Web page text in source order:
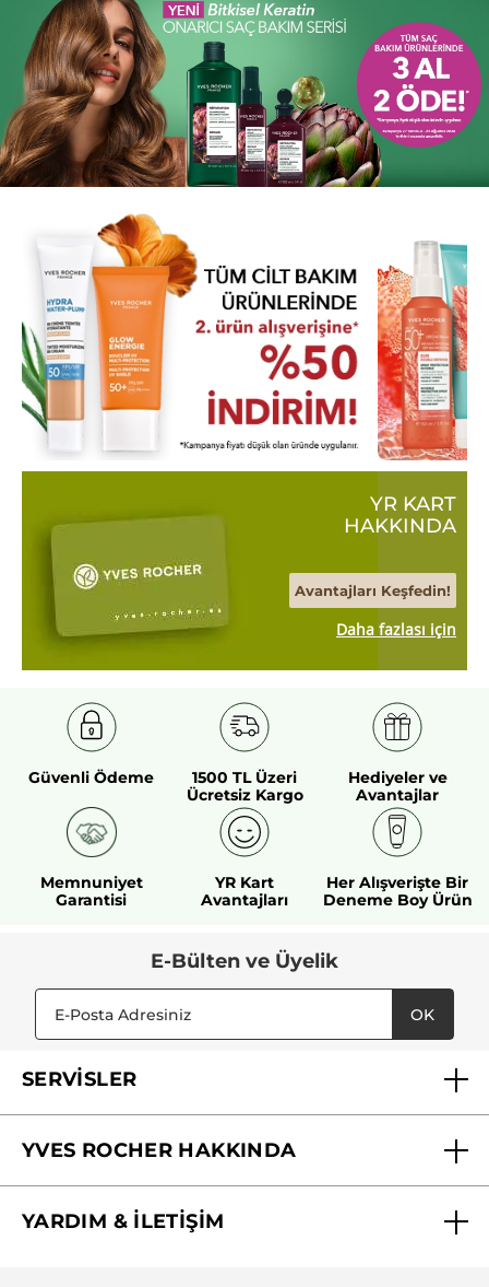
YR KART
HAKKINDA
Avantajları Keşfedin!
Daha fazlası için
Güvenli Ödeme
1500 TL Üzeri
Ücretsiz Kargo
Hediyeler ve
Avantajlar
Memnuniyet
Garantisi
YR Kart
Avantajları
Her Alışverişte Bir
Deneme Boy Ürün
E-Bülten ve Üyelik
OK
SERVİSLER
YVES ROCHER HAKKINDA
Yves Rocher Vakfı
YARDIM & İLETİŞİM